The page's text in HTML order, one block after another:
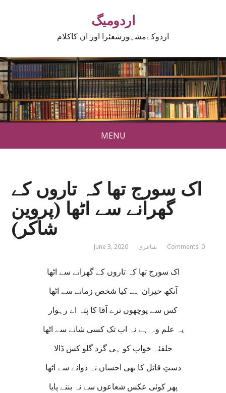
اردومیگ
اردوکےمشہورشعئرا اور ان کاکلام
MENU
اک سورج تھا کہ تاروں کے
گھرانے سے اٹھا (پروین
شاکر)
June 3, 2020 شاعری Comments: 0
اک سورج تھا کہ تاروں کے گھرانے سے اٹھا
آنکھ حیران ہے کیا شخص زمانے سے اٹھا
کس سے پوچھوں ترے آقا کا پتہ اے رہوار
یہ علم وہ ہے نہ اب تک کسی شانے سے اٹھا
حلقئہ خواب کو ہی گرد گلو کس ڈالا
دستِ قاتل کا بھی احساں نہ دوانے سے اٹھا
پھر کوئی عکس شعاعوں سے نہ بننے پایا